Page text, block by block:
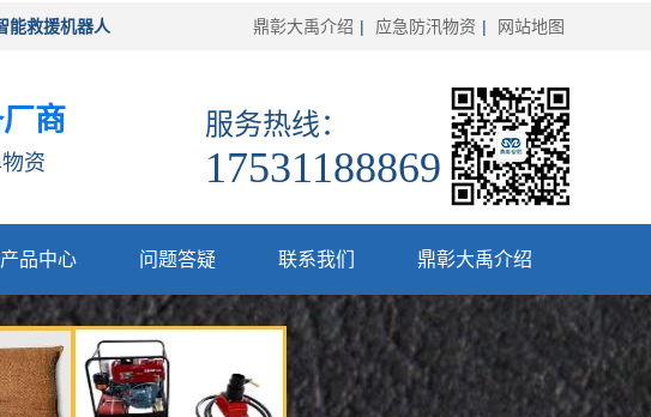
能救援机器人 鼎彰大禹介绍 | 应急防汛物资 | 网站地图
商
资
服务热线：
17531188869
产品中心 问题答疑 联系我们 鼎彰大禹介绍